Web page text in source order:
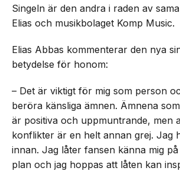
Singeln är den andra i raden av
Elias och musikbolaget Komp Music.
Elias Abbas kommenterar den nya
betydelse för honom:
– Det är viktigt för mig som person
beröra känsliga ämnen. Ämnena
är positiva och uppmuntrande, men
konflikter är en helt annan grej. Jag
innan. Jag låter fansen känna mig
plan och jag hoppas att låten kan